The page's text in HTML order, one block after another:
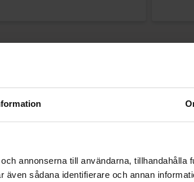
annonserna till användarna, tillhandahålla
sådana identifierare och annan